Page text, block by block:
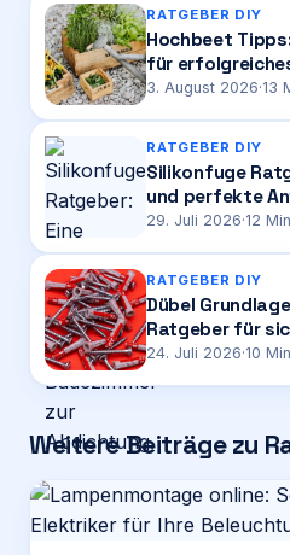
RATGEBER DIY
Hochbeet
für
3. August 2026·13
RATGEBER DIY
Silikonfuge
und perfekte
29. Juli 2026·12
RATGEBER DIY
Dübel
Ratgeber für
24. Juli 2026·10
Weitere Beiträge zu